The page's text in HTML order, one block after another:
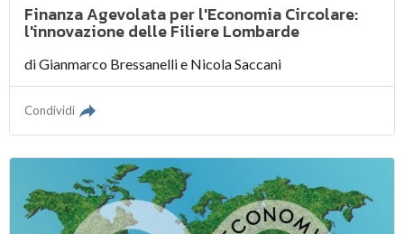
Finanza Agevolata per l'Economia Circolare:
l'innovazione delle Filiere Lombarde
diGianmarco Bressanellie Nicola Saccani
Condividi